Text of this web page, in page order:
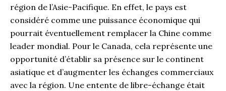
région de l’Asie-Pacifique. En effet, le pays est
considéré comme une puissance économique qui
pourrait éventuellement remplacer la Chine comme
leader mondial. Pour le Canada, cela représente une
opportunité d’établir sa présence sur le continent
asiatique et d’augmenter les échanges commerciaux
avec la région. Une entente de libre-échange était